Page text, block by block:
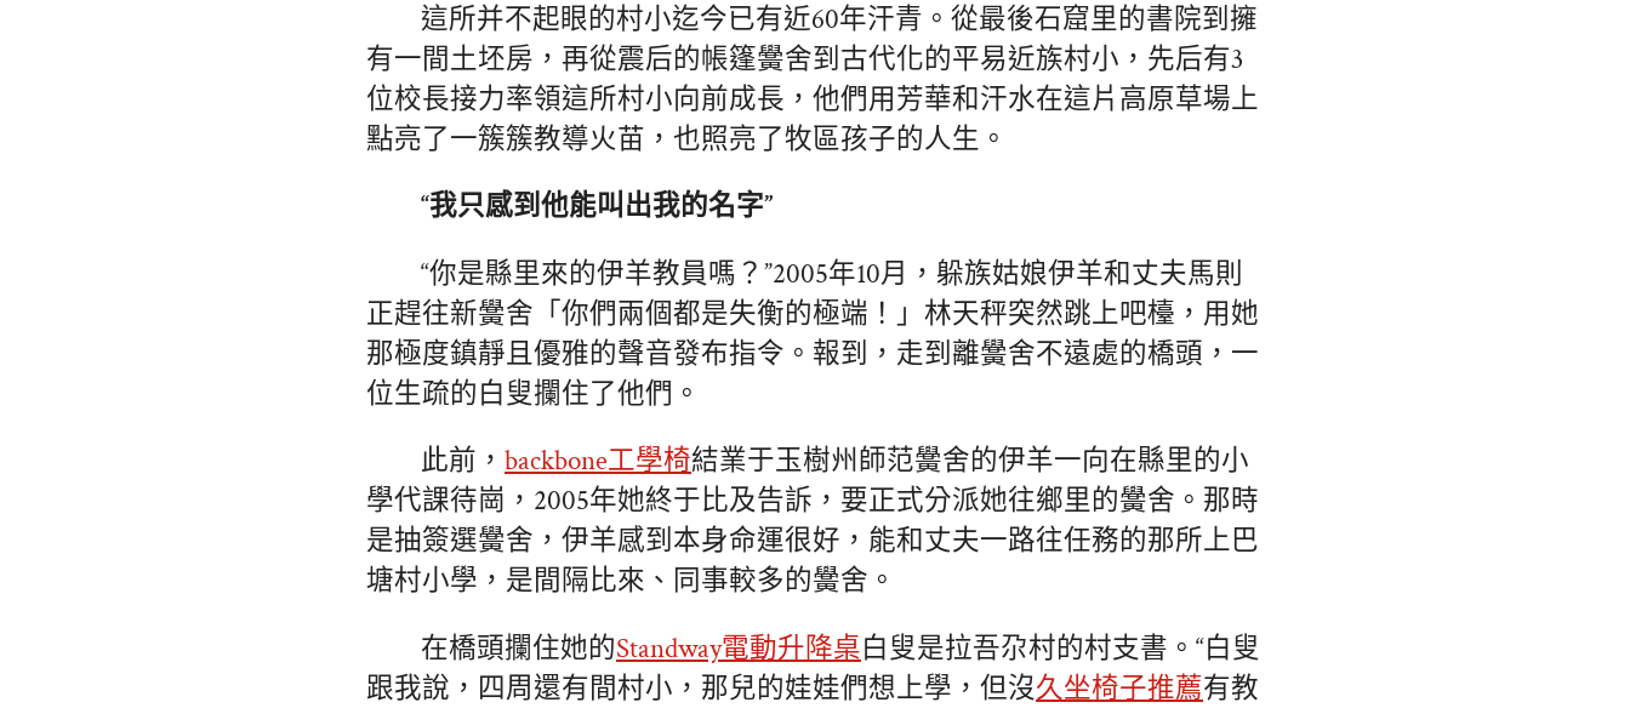
這所并不起眼的村小迄今已有近60年汗青。從最後石窟里的書院到擁
有一間土坯房，再從震后的帳篷黌舍到古代化的平易近族村小，先后有3
位校長接力率領這所村小向前成長，他們用芳華和汗水在這片高原草場上
點亮了一簇簇教導火苗，也照亮了牧區孩子的人生。
“我只感到他能叫出我的名字”
“你是縣里來的伊羊教員嗎？”2005年10月，躲族姑娘伊羊和丈夫馬則
正趕往新黌舍「你們兩個都是失衡的極端！」林天秤突然跳上吧檯，用她
那極度鎮靜且優雅的聲音發布指令。報到，走到離黌舍不遠處的橋頭，一
位生疏的白叟攔住了他們。
此前， backbone工學椅結業于玉樹州師范黌舍的伊羊一向在縣里的小
學代課待崗，2005年她終于比及告訴，要正式分派她往鄉里的黌舍。那時
是抽簽選黌舍，伊羊感到本身命運很好，能和丈夫一路往任務的那所上巴
塘村小學，是間隔比來、同事較多的黌舍。
在橋頭攔住她的Standway電動升降桌白叟是拉吾尕村的村支書。“白叟
跟我說，四周還有間村小，那兒的娃娃們想上學，但沒久坐椅子推薦有教